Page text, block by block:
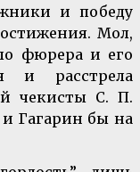
и победу
Мол,
фюрера и его
и расстрела
чекисты С. П.
Гагарин бы на